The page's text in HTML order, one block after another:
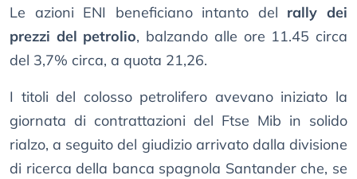
Le azioni ENI beneficiano intanto del rally dei
prezzi del petrolio, balzando alle ore 11.45 circa
del 3,7% circa, a quota 21,26.
I titoli del colosso petrolifero avevano iniziato la
giornata di contrattazioni del Ftse Mib in solido
rialzo, a seguito del giudizio arrivato dalla divisione
di ricerca della banca spagnola Santander che, se